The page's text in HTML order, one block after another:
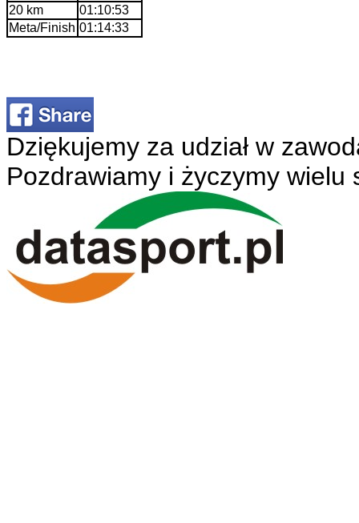
20 km
01:10:53
Meta/Finish 01:14:33
Dziękujemy za udział w
Pozdrawiamy i życzymy wielu